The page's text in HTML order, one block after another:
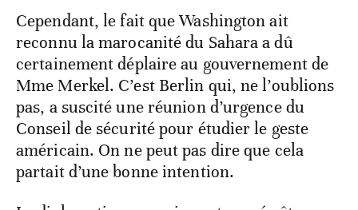
Cependant, le fait que Washington ait
reconnu la marocanité du Sahara a dû
certainement déplaire au gouvernement de
Mme Merkel. C’est Berlin qui, ne l’oublions
pas, a suscité une réunion d’urgence du
Conseil de sécurité pour étudier le geste
américain. On ne peut pas dire que cela
partait d’une bonne intention.